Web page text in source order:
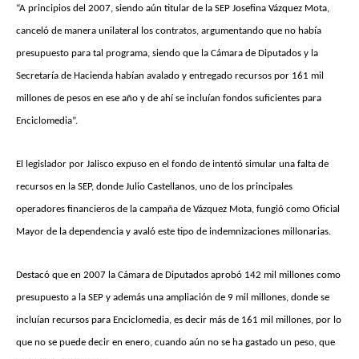
“A principios del 2007, siendo aún titular de la SEP Josefina Vázquez Mota,
canceló de manera unilateral los contratos, argumentando que no había
presupuesto para tal programa, siendo que la Cámara de Diputados y la
Secretaría de Hacienda habían avalado y entregado recursos por 161 mil
millones de pesos en ese año y de ahí se incluían fondos suficientes para
Enciclomedia”.
El legislador por Jalisco expuso en el fondo de intentó simular una falta de
recursos en la SEP, donde Julio Castellanos, uno de los principales
operadores financieros de la campaña de Vázquez Mota, fungió como Oficial
Mayor de la dependencia y avaló este tipo de indemnizaciones millonarias.
Destacó que en 2007 la Cámara de Diputados aprobó 142 mil millones como
presupuesto a la SEP y además una ampliación de 9 mil millones, donde se
incluían recursos para Enciclomedia, es decir más de 161 mil millones, por lo
que no se puede decir en enero, cuando aún no se ha gastado un peso, que